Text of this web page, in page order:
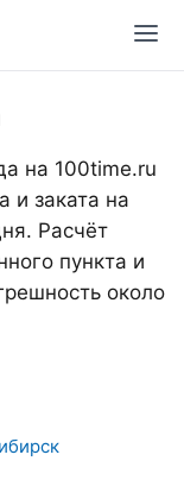
на 100time.ru
и заката на
Расчёт
пункта и
около